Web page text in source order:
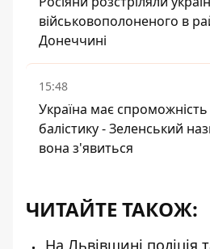
військовополоненого в
Донеччині
15:48
Україна має
балістику - Зеленський
вона з'явиться
ЧИТАЙТЕ ТАКОЖ:
На Львівщині поліція